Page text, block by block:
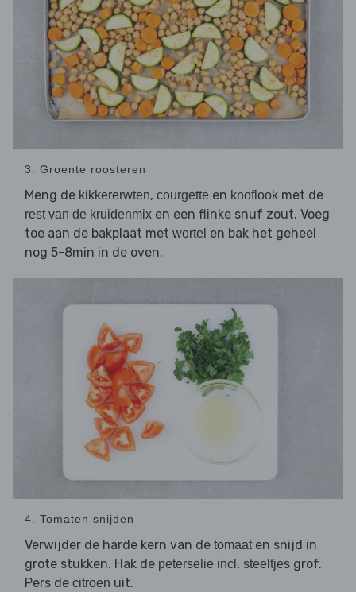
3. Groente roosteren
Meng de kikkererwten, courgette en knoflook met de
rest van de kruidenmix en een flinke snuf zout. Voeg
toe aan de bakplaat met wortel en bak het geheel
nog 5-8min in de oven.
4. Tomaten snijden
Verwijder de harde kern van de tomaat en snijd in
grote stukken. Hak de peterselie incl. steeltjes grof.
Pers de citroen uit.